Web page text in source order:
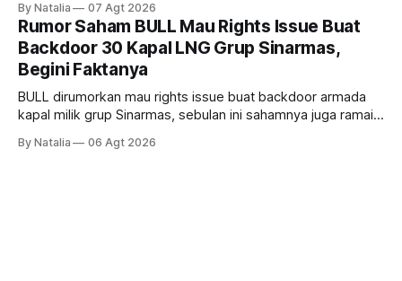
estate, ada siapa saja mereka?
By Natalia 07 Agt 2026
Rumor Saham BULL Mau Rights Issue Buat
Backdoor 30 Kapal LNG Grup Sinarmas,
Begini Faktanya
BULL dirumorkan mau rights issue buat backdoor armada
kapal milik grup Sinarmas, sebulan ini sahamnya juga ramai
masih menarik dilirik?
By Natalia 06 Agt 2026